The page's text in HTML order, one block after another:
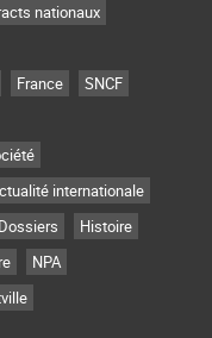
nationaux
France
SNCF
internationale
Dossiers
Histoire
NPA